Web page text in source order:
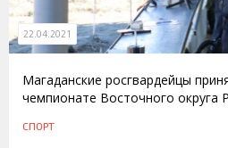
22.04.2021
Магаданские росгвардейцы
чемпионате Восточного округа
СПОРТ